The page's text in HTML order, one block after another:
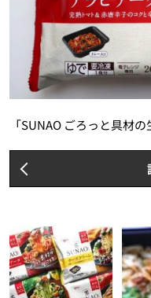
「SUNAO ごろっと具材